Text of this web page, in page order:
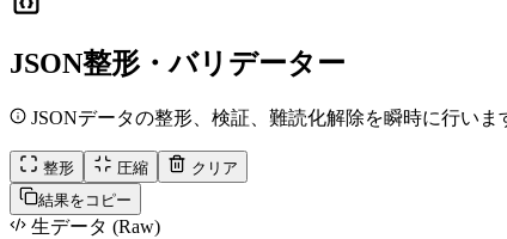
JSON整形・バリデーター
JSONデータの整形、検証、難読化解除を瞬時に行い
整形 圧縮
クリア
結果をコピー
生データ (Raw)